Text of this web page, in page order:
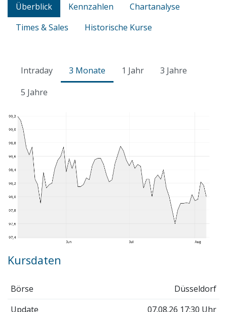
Überblick Kennzahlen
Chartanalyse
Times & Sales
Historische Kurse
Intraday 3 Monate 1 Jahr
3 Jahre
5 Jahre
Kursdaten
Börse
Düsseldorf
Update
07.08.26 17:30 Uhr